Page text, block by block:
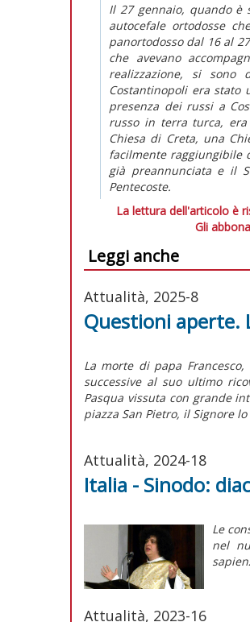
Il 27 gennaio, quando è
autocefale ortodosse
panortodosso dal 16 al
che avevano
realizzazione, si sono
Costantinopoli era stato
presenza dei russi a
russo in terra turca, era
Chiesa di Creta, una
facilmente
già preannunciata e il
Pentecoste.
La lettura dell'articolo è
Gli
Leggi anche
Attualità, 2025-8
Questioni aperte.
La morte di papa
successive al suo ultimo
Pasqua vissuta con grande
piazza San Pietro, il Signore
Attualità, 2024-18
Italia - Sinodo:
Le
nel
Attualità, 2023-16